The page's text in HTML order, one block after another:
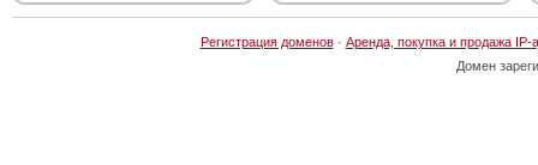
Регистрация доменов· Аренда, покупка и продажа IP-
Домен